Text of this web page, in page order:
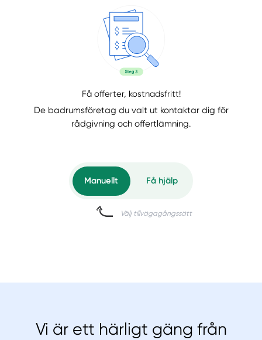
Få offerter, kostnadsfritt!
De badrumsföretag du valt ut kontaktar dig för
rådgivning och offertlämning.
Manuellt Få hjälp
Välj tillvägagångssätt
Vi är ett härligt gäng från